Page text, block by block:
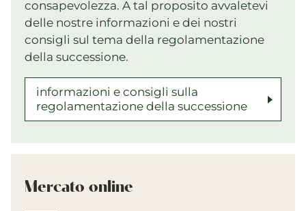
consapevolezza. A tal proposito avvaletevi
delle nostre informazioni e dei nostri
consigli sul tema della regolamentazione
della successione.
informazioni e consigli sulla
regolamentazione della successione
Mercato online